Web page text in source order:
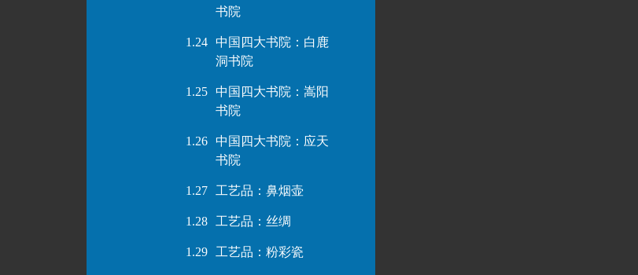
书院
1.24
中国四大书院：白鹿
洞书院
1.25
中国四大书院：嵩阳
书院
1.26
中国四大书院：应天
书院
1.27 工艺品：鼻烟壶
1.28 工艺品：丝绸
1.29 工艺品：粉彩瓷